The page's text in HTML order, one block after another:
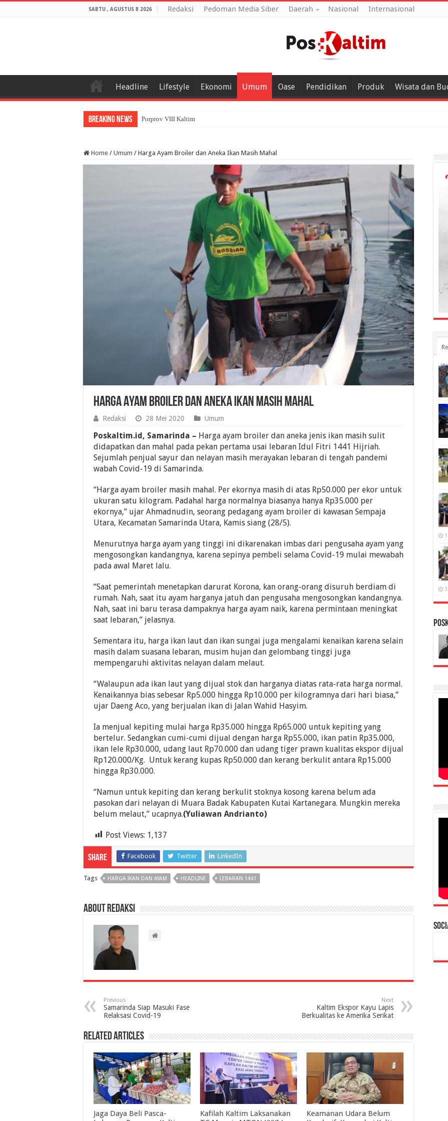
SABTU , AGUSTUS 8 2026 Redaksi Pedoman Media Siber Daerah Nasional Internasional
Headline Lifestyle Ekonomi Umum Oase Pendidikan Produk Wisata dan
Breaking News Porprov VIII Kaltim Resmi Digelar Nove
Home / Umum / Harga Ayam Broiler dan Aneka Ikan Masih Mahal
Harga Ayam Broiler dan Aneka Ikan Masih Mahal
Redaksi 28 Mei 2020 Umum
Poskaltim.id, Samarinda – Harga ayam broiler dan aneka jenis ikan masih sulit
didapatkan dan mahal pada pekan pertama usai lebaran Idul Fitri 1441 Hijriah.
Sejumlah penjual sayur dan nelayan masih merayakan lebaran di tengah pandemi
wabah Covid-19 di Samarinda.
“Harga ayam broiler masih mahal. Per ekornya masih di atas Rp50.000 per ekor untuk
ukuran satu kilogram. Padahal harga normalnya biasanya hanya Rp35.000 per
ekornya,” ujar Ahmadnudin, seorang pedagang ayam broiler di kawasan Sempaja
Utara, Kecamatan Samarinda Utara, Kamis siang (28/5).
Menurutnya harga ayam yang tinggi ini dikarenakan imbas dari pengusaha ayam yang
mengosongkan kandangnya, karena sepinya pembeli selama Covid-19 mulai mewabah
pada awal Maret lalu.
“Saat pemerintah menetapkan darurat Korona, kan orang-orang disuruh berdiam di
rumah. Nah, saat itu ayam harganya jatuh dan pengusaha mengosongkan kandangnya.
Nah, saat ini baru terasa dampaknya harga ayam naik, karena permintaan meningkat
saat lebaran,” jelasnya.
Sementara itu, harga ikan laut dan ikan sungai juga mengalami kenaikan karena selain
masih dalam suasana lebaran, musim hujan dan gelombang tinggi juga
mempengaruhi aktivitas nelayan dalam melaut.
“Walaupun ada ikan laut yang dijual stok dan harganya diatas rata-rata harga normal.
Kenaikannya bias sebesar Rp5.000 hingga Rp10.000 per kilogramnya dari hari biasa,”
ujar Daeng Aco, yang berjualan ikan di Jalan Wahid Hasyim.
Ia menjual kepiting mulai harga Rp35.000 hingga Rp65.000 untuk kepiting yang
bertelur. Sedangkan cumi-cumi dijual dengan harga Rp55.000, ikan patin Rp35.000,
ikan lele Rp30.000, udang laut Rp70.000 dan udang tiger prawn kualitas ekspor dijual
Rp120.000/Kg. Untuk kerang kupas Rp50.000 dan kerang berkulit antara Rp15.000
hingga Rp30.000.
“Namun untuk kepiting dan kerang berkulit stoknya kosong karena belum ada
pasokan dari nelayan di Muara Badak Kabupaten Kutai Kartanegara. Mungkin mereka
belum melaut,” ucapnya.(Yuliawan Andrianto)
Post Views: 1,137
Share Facebook Twitter LinkedIn
Tags HARGA IKAN DAN AYAM HEADLINE LEBARAN 1441
About Redaksi
Previous
Samarinda Siap Masuki Fase
Relaksasi Covid-19
Next
Kaltim Ekspor Kayu Lapis
Berkualitas ke Amerika Serikat
Related Articles
Jaga Daya Beli Pasca-
Kafilah Kaltim Laksanakan
Keamanan Udara Belum